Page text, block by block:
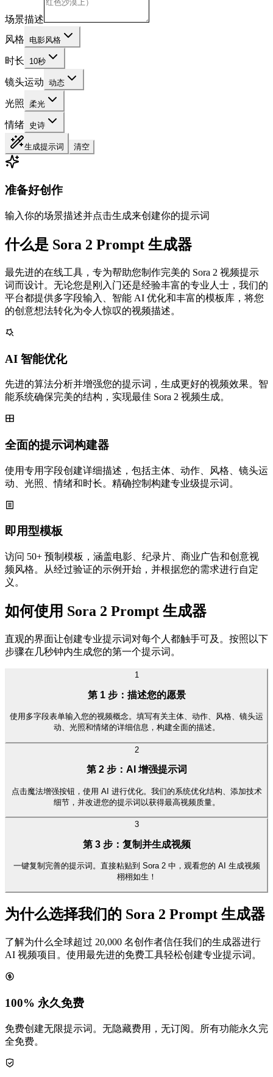
场景描述
风格
电影风格
时长 10秒
镜头运动 动态
光照 柔光
情绪 史诗
生成提示词 清空
准备好创作
输入你的场景描述并点击生成来创建你的提示词
什么是 Sora 2 Prompt 生成器
最先进的在线工具，专为帮助您制作完美的 Sora 2 视频提示
词而设计。无论您是刚入门还是经验丰富的专业人士，我们的
平台都提供多字段输入、智能 AI 优化和丰富的模板库，将您
的创意想法转化为令人惊叹的视频描述。
AI 智能优化
先进的算法分析并增强您的提示词，生成更好的视频效果。智
能系统确保完美的结构，实现最佳 Sora 2 视频生成。
全面的提示词构建器
使用专用字段创建详细描述，包括主体、动作、风格、镜头运
动、光照、情绪和时长。精确控制构建专业级提示词。
即用型模板
访问 50+ 预制模板，涵盖电影、纪录片、商业广告和创意视
频风格。从经过验证的示例开始，并根据您的需求进行自定
义。
如何使用 Sora 2 Prompt 生成器
直观的界面让创建专业提示词对每个人都触手可及。按照以下
步骤在几秒钟内生成您的第一个提示词。
1
第 1 步：描述您的愿景
使用多字段表单输入您的视频概念。填写有关主体、动作、风格、镜头运
动、光照和情绪的详细信息，构建全面的描述。
2
第 2 步：AI 增强提示词
点击魔法增强按钮，使用 AI 进行优化。我们的系统优化结构、添加技术
细节，并改进您的提示词以获得最高视频质量。
3
第 3 步：复制并生成视频
一键复制完善的提示词。直接粘贴到 Sora 2 中，观看您的 AI 生成视频
栩栩如生！
为什么选择我们的 Sora 2 Prompt 生成器
了解为什么全球超过 20,000 名创作者信任我们的生成器进行
AI 视频项目。使用最先进的免费工具轻松创建专业提示词。
100% 永久免费
免费创建无限提示词。无隐藏费用，无订阅。所有功能永久完
全免费。